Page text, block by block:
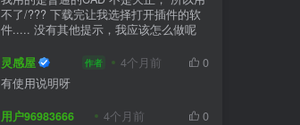
不了/??? 下载完让我选择打开插件的软
件..... 没有其他提示，我应该怎么做呢
灵感屋 作者 4个月前
0
有使用说明呀
用户96983666 4个月前
0